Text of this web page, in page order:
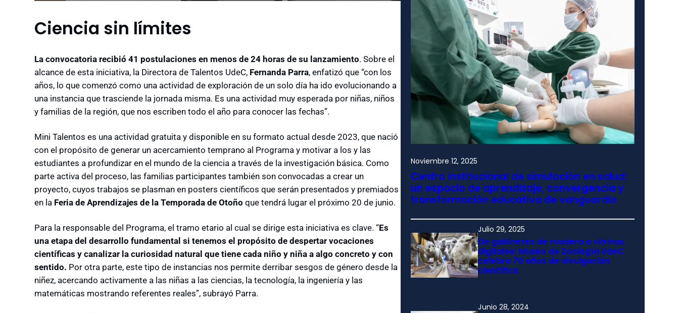
Ciencia sin límites
La convocatoria recibió 41 postulaciones en menos de 24 horas de su lanzamiento. Sobre el
alcance de esta iniciativa, la Directora de Talentos UdeC, Fernanda Parra, enfatizó que “con los
años, lo que comenzó como una actividad de exploración de un solo día ha ido evolucionando a
una instancia que trasciende la jornada misma. Es una actividad muy esperada por niñas, niños
y familias de la región, que nos escriben todo el año para conocer las fechas”.
Mini Talentos es una actividad gratuita y disponible en su formato actual desde 2023, que nació
con el propósito de generar un acercamiento temprano al Programa y motivar a los y las
estudiantes a profundizar en el mundo de la ciencia a través de la investigación básica. Como
parte activa del proceso, las familias participantes también son convocadas a crear un
proyecto, cuyos trabajos se plasman en posters científicos que serán presentados y premiados
en la Feria de Aprendizajes de la Temporada de Otoño que tendrá lugar el próximo 20 de junio.
Para la responsable del Programa, el tramo etario al cual se dirige esta iniciativa es clave. “Es
una etapa del desarrollo fundamental si tenemos el propósito de despertar vocaciones
científicas y canalizar la curiosidad natural que tiene cada niño y niña a algo concreto y con
sentido. Por otra parte, este tipo de instancias nos permite derribar sesgos de género desde la
niñez, acercando activamente a las niñas a las ciencias, la tecnología, la ingeniería y las
matemáticas mostrando referentes reales”, subrayó Parra.
Noviembre 12, 2025
Centro institucional de simulación en salud:
un espacio de aprendizaje, convergencia y
transformación educativa de vanguardia
Julio 29, 2025
De gabinetes de madera a vitrinas
digitales: Museo de Zoología UdeC
celebra 70 años de divulgación
científica
Junio 28, 2024